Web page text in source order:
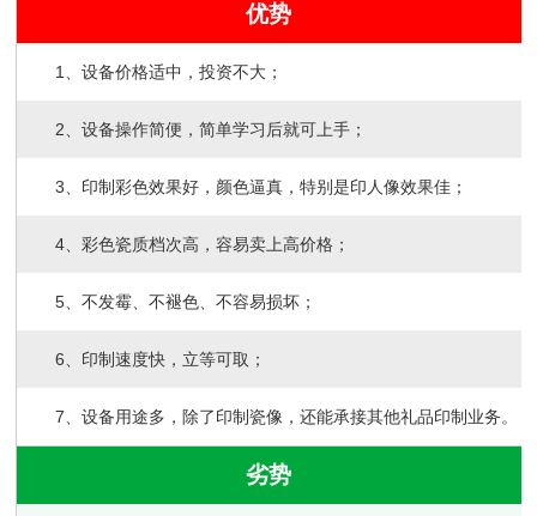
优势
1、设备价格适中，投资不大；
2、设备操作简便，简单学习后就可上手；
3、印制彩色效果好，颜色逼真，特别是印人像效果佳；
4、彩色瓷质档次高，容易卖上高价格；
5、不发霉、不褪色、不容易损坏；
6、印制速度快，立等可取；
7、设备用途多，除了印制瓷像，还能承接其他礼品印制业务。
劣势